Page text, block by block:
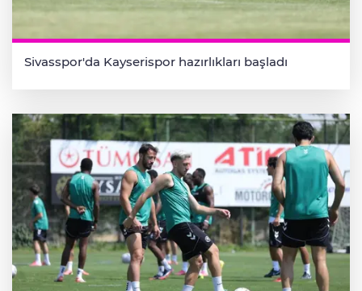
Sivasspor'da Kayserispor hazırlıkları başladı